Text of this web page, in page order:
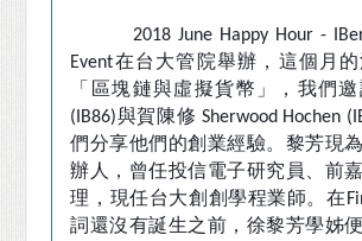
2018 June Happy Hour - IBer
Event在台大管院舉辦，這個月
「區塊鏈與虛擬貨幣」，我們
(IB86)與賀陳修 Sherwood Hochen
們分享他們的創業經驗。黎芳現
辦人，曾任投信電子研究員、前
理，現任台大創創學程業師。在
詞還沒有誕生之前，徐黎芳學姊